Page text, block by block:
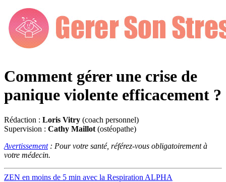
Comment gérer une crise de
panique violente efficacement ?
Rédaction : Loris Vitry (coach personnel)
Supervision : Cathy Maillot (ostéopathe)
Avertissement: Pour votre santé, référez-vous obligatoirement à
votre médecin.
ZEN en moins de 5 min avec la Respiration ALPHA